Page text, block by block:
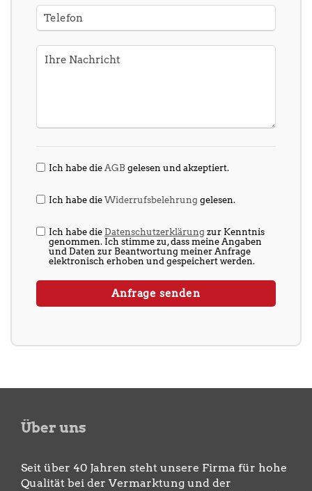
Ich habe die AGB gelesen und akzeptiert.
Ich habe die Widerrufsbelehrung gelesen.
Ich habe die Datenschutzerklärung zur Kenntnis
genommen. Ich stimme zu, dass meine Angaben
und Daten zur Beantwortung meiner Anfrage
elektronisch erhoben und gespeichert werden.
Über uns
Seit über 40 Jahren steht unsere Firma für hohe
Qualität bei der Vermarktung und der